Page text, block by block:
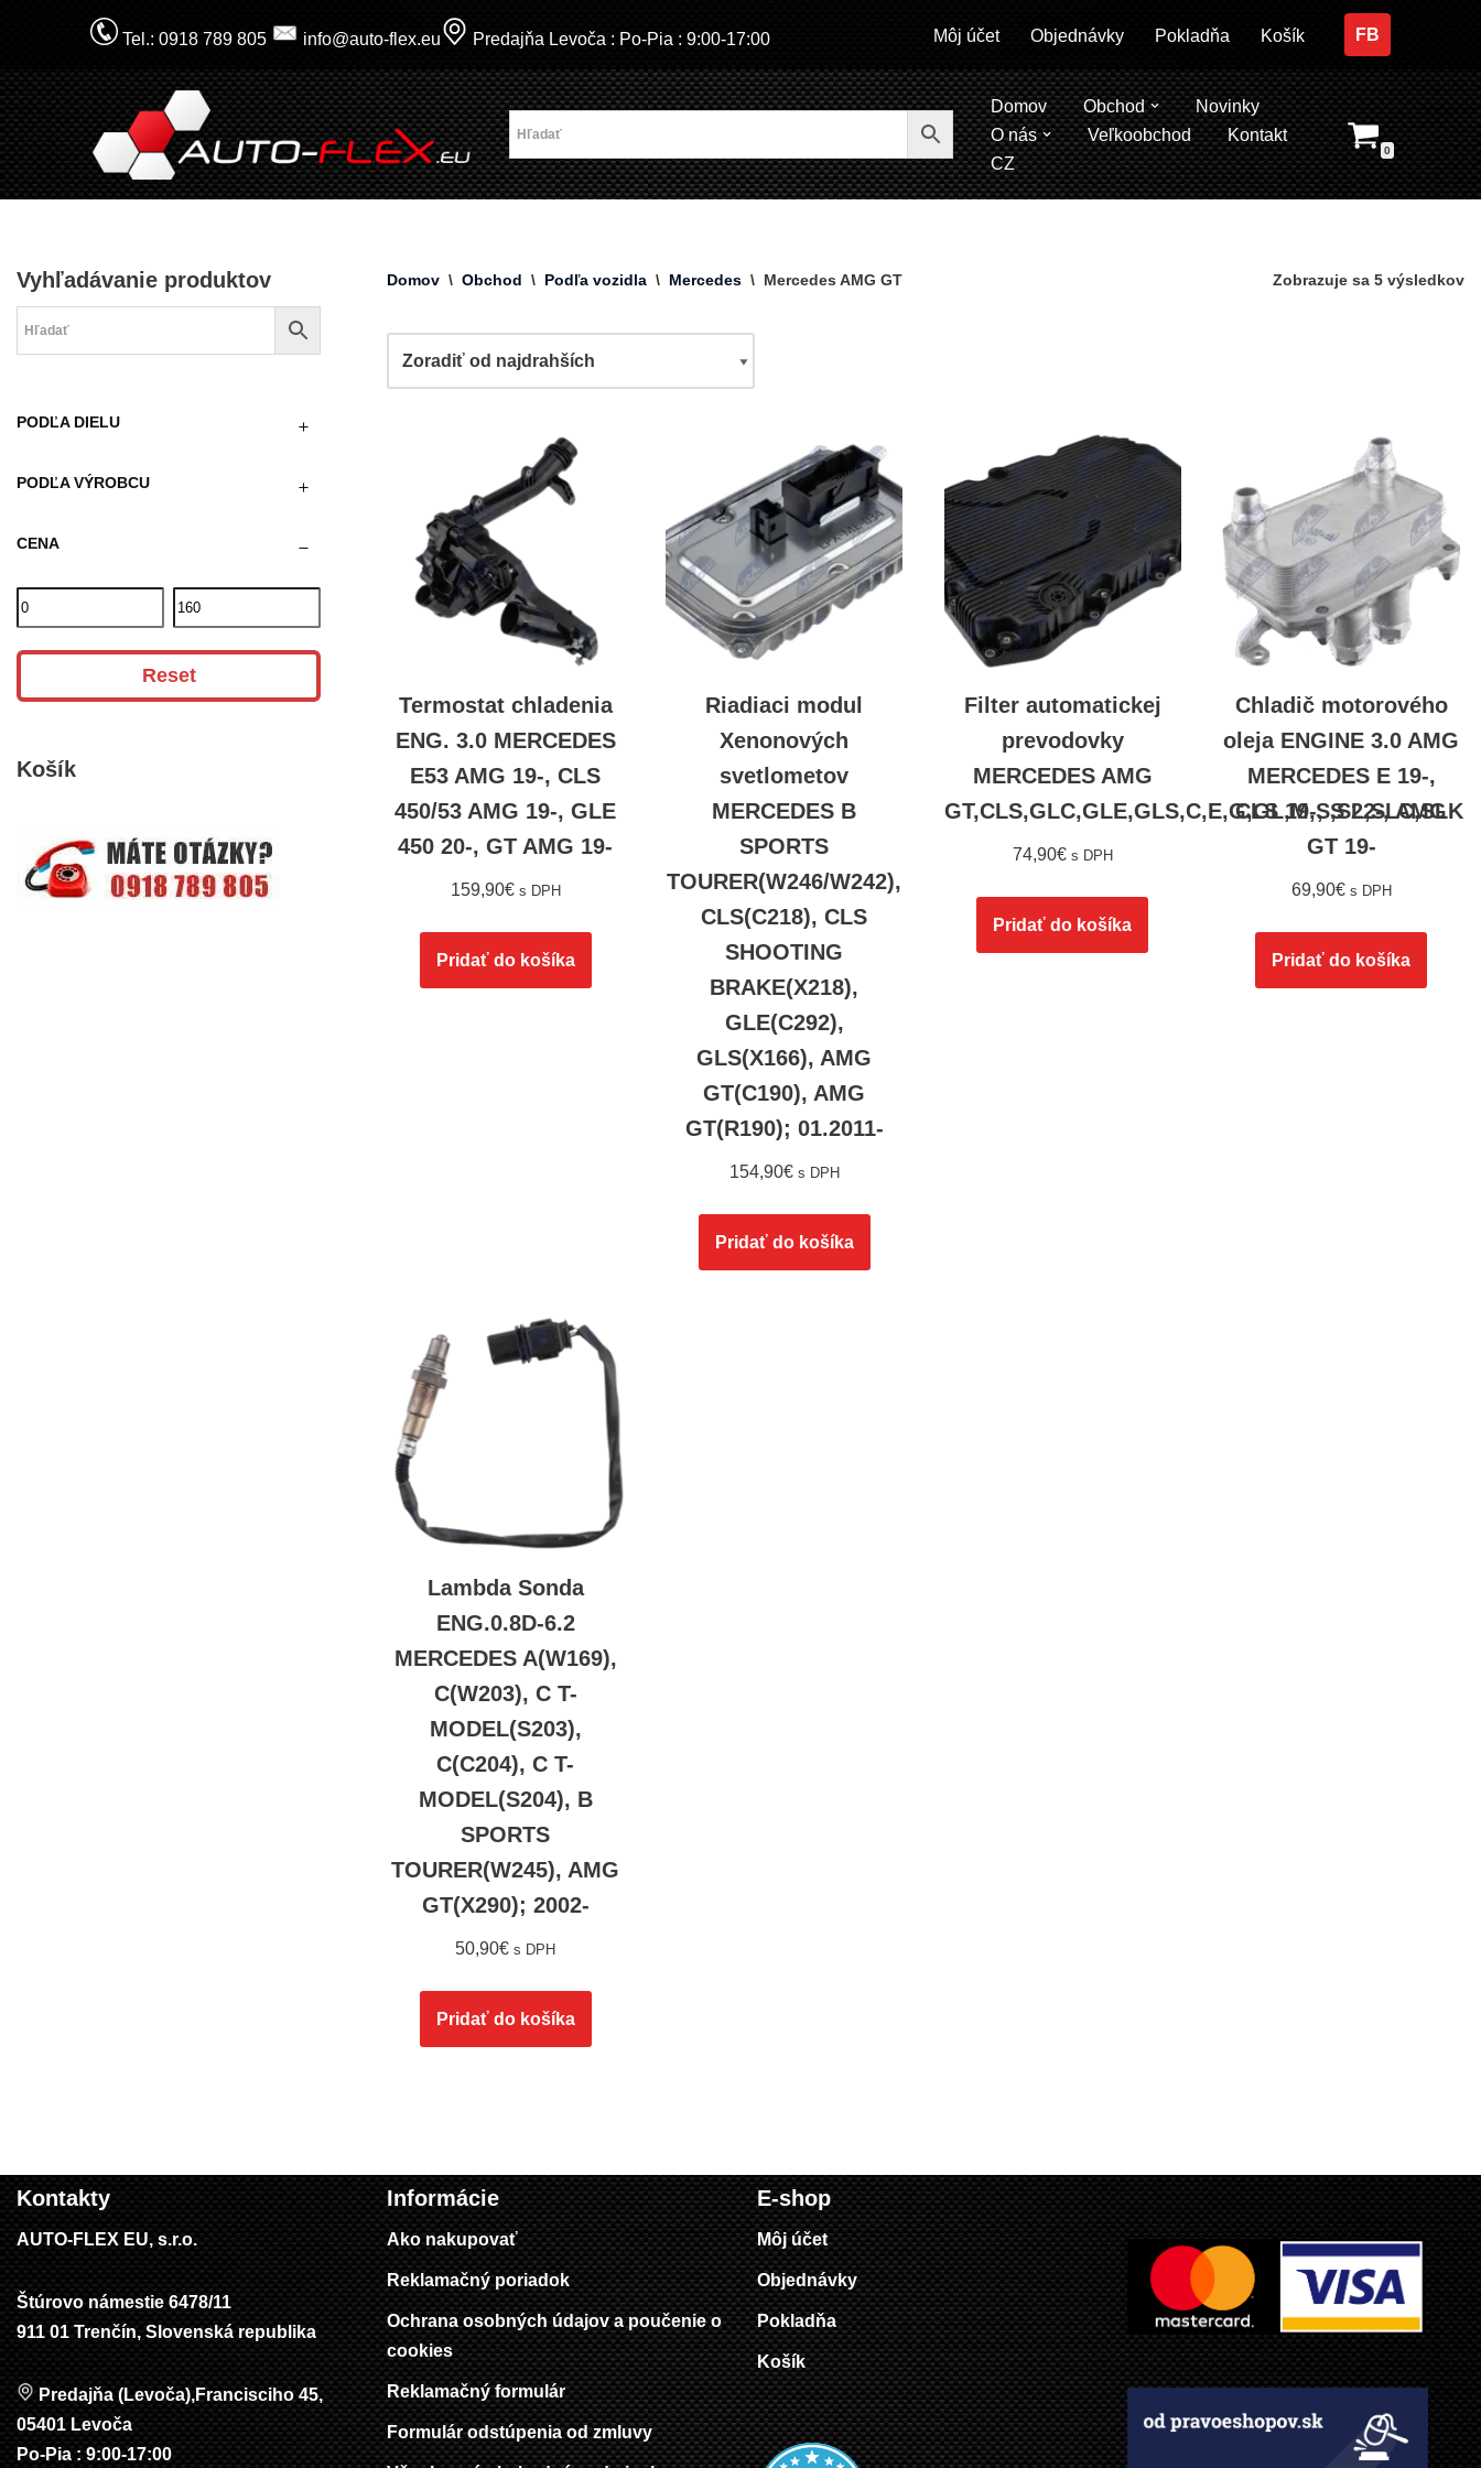
na
obsah
Tel.: 0918 789 805 info@auto-flex.eu Predajňa Levoča : Po-Pia : 9:00-17:00 Môj účet Objednávky Pokladňa Košík FB
Domov Obchod
Novinky
O nás
Veľkoobchod
Kontakt
CZ
0
Vyhľadávanie produktov
PODĽA DIELU
PODĽA VÝROBCU
CENA
Reset
Košík
Domov \ Obchod \ Podľa vozidla \ Mercedes \ Mercedes AMG GT Zobrazuje sa 5 výsledkov
Termostat chladenia
ENG. 3.0 MERCEDES
E53 AMG 19-, CLS
450/53 AMG 19-, GLE
450 20-, GT AMG 19-
159,90€ s DPH
Pridať do košíka
Riadiaci modul
Xenonových
svetlometov
MERCEDES B
SPORTS
TOURER(W246/W242),
CLS(C218), CLS
SHOOTING
BRAKE(X218),
GLE(C292),
GLS(X166), AMG
GT(C190), AMG
GT(R190); 01.2011-
154,90€ s DPH
Pridať do košíka
Filter automatickej
prevodovky
MERCEDES AMG
GT,CLS,GLC,GLE,GLS,C,E,G,GL,M,S,SL,SLC,SLK
74,90€ s DPH
Pridať do košíka
Chladič motorového
oleja ENGINE 3.0 AMG
MERCEDES E 19-,
CLS 19-, S 22-, AMG
GT 19-
69,90€ s DPH
Pridať do košíka
Lambda Sonda
ENG.0.8D-6.2
MERCEDES A(W169),
C(W203), C T-
MODEL(S203),
C(C204), C T-
MODEL(S204), B
SPORTS
TOURER(W245), AMG
GT(X290); 2002-
50,90€ s DPH
Pridať do košíka
Kontakty
AUTO-FLEX EU, s.r.o.
Štúrovo námestie 6478/11
911 01 Trenčín, Slovenská republika
Predajňa (Levoča),Francisciho 45,
05401 Levoča
Po-Pia : 9:00-17:00
Informácie
Ako nakupovať
Reklamačný poriadok
Ochrana osobných údajov a poučenie o
cookies
Reklamačný formulár
Formulár odstúpenia od zmluvy
E-shop
Môj účet
Objednávky
Pokladňa
Košík